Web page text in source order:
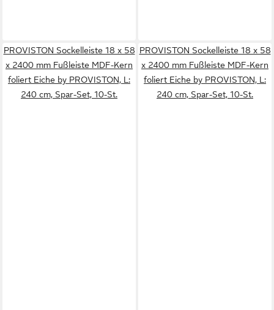
PROVISTON Sockelleiste 18 x 58
x 2400 mm Fußleiste MDF-Kern
foliert Eiche by PROVISTON, L:
240 cm, Spar-Set, 10-St.
PROVISTON Sockelleiste 18 x 58
x 2400 mm Fußleiste MDF-Kern
foliert Eiche by PROVISTON, L:
240 cm, Spar-Set, 10-St.